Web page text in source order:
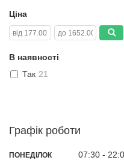
Ціна
В наявності
Так 21
Графік роботи
ПОНЕДІЛОК 07:30